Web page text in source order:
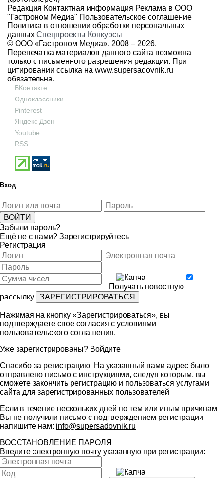
Редакция Контактная информация Реклама в ООО
"Гастроном Медиа" Пользовательское соглашение
Политика в отношении обработки персональных
данных Спецпроекты Конкурсы
© ООО «Гастроном Медиа», 2008 – 2026.
Перепечатка материалов данного сайта возможна
только с письменного разрешения редакции. При
цитировании ссылка на www.supersadovnik.ru
обязательна.
ВКонтакте
Одноклассники
Pinterest
Яндекс Дзен
Youtube
RSS
Вход
Забыли пароль?
Ещё не с нами? Зарегистрируйтесь
Регистрация
Получать новостную
рассылку
Нажимая на кнопку «Зарегистрироваться», вы
подтверждаете свое согласия с условиями
пользовательского соглашения.
Уже зарегистрированы? Войдите
Спасибо за регистрацию. На указанный вами адрес было
отправлено письмо с инструкциями, следуя которым, вы
сможете закончить регистрацию и пользоваться услугами
сайта для зарегистрированных пользователей
Если в течение нескольких дней по тем или иным причинам
Вы не получили письмо с подтверждением регистрации -
напишите нам: info@supersadovnik.ru
ВОССТАНОВЛЕНИЕ ПАРОЛЯ
Введите электронную почту указанную при регистрации: